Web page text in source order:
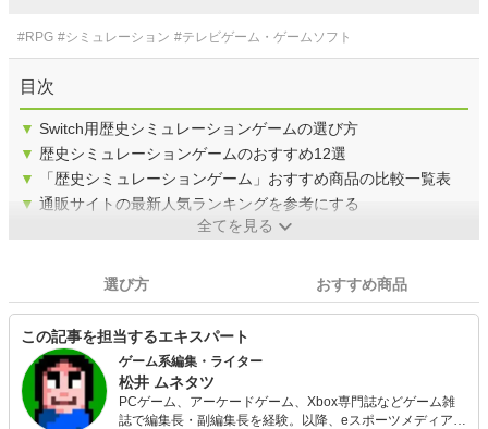
#RPG #シミュレーション #テレビゲーム・ゲームソフト
目次
▼ Switch用歴史シミュレーションゲームの選び方
▼ 歴史シミュレーションゲームのおすすめ12選
▼
「歴史シミュレーションゲーム」おすすめ商品の比較一覧表
▼ 通販サイトの最新人気ランキングを参考にする
全てを見る
選び方 おすすめ商品
この記事を担当するエキスパート
ゲーム系編集・ライター
松井 ムネタツ
PCゲーム、アーケードゲーム、Xbox専門誌などゲーム雑
誌で編集長・副編集長を経験。以降、eスポーツメディアの